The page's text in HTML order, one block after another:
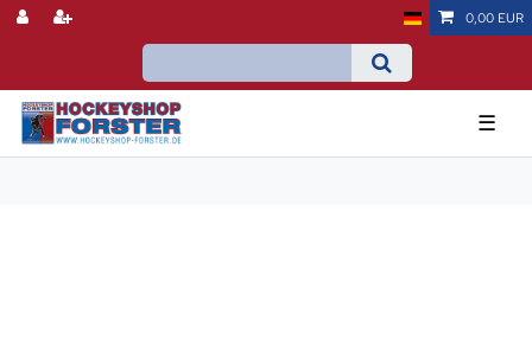
0,00 EUR
☰